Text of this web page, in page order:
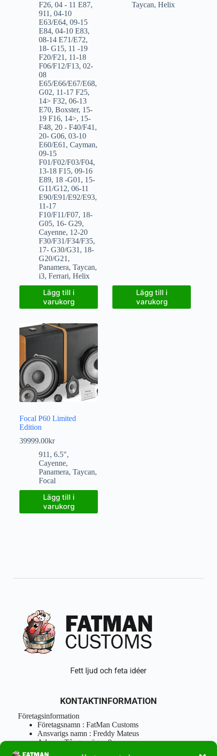
F26, 04 - 11 E87,
911 , 04-10
E63/E64, 09-15
E84, 04-10 E83,
08-14 E71/E72,
18- G15, 11 -19
F20/F21 , 11-18
F06/F12/F13, 02-
08
E65/E66/E67/E68,
G02, 11-17 F25,
14> F32, 06-13
E70, Boxster, 15-
19 F16, 14>, 15-
F48, 20 - F40/F41 ,
20- G06, 03-10
E60/E61 , Cayman,
09-15
F01/F02/F03/F04,
13-18 F15, 09-16
E89, 18 -G01 , 15-
G11/G12, 06-11
E90/E91/E92/E93,
11-17
F10/F11/F07, 18-
G05, 16- G29,
Cayenne, 12-20
F30/F31/F34/F35,
17- G30/G31 , 18-
G20/G21 ,
Panamera, Taycan,
i3, Ferrari, Helix
Lägg till i
varukorg
Taycan,Helix
Lägg till i
varukorg
Focal P60 Limited
Edition
39999.00kr
911 , 6.5",
Cayenne,
Panamera, Taycan,
Focal
Lägg till i
varukorg
Fett ljud och feta idéer
KONTAKTINFORMATION
Företagsinformation
Företagsnamn : FatMan Customs
Ansvarigs namn : Freddy Mateus
Adress : Tångenvägen 9
Postnr : 417 46 Göteborg